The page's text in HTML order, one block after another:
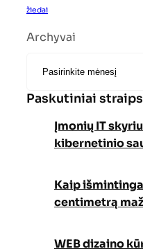
žiedai
Archyvai
Paskutiniai
Įmonių IT
kibernetinio
Kaip
centimetrą
WEB dizaino